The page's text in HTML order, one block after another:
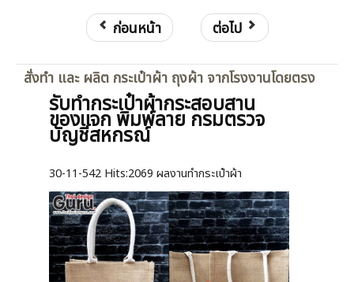
ก่อนหน้า ต่อไป
สั่งทำ และ ผลิต กระเป๋าผ้า ถุงผ้า จากโรงงานโดยตรง
รับทำกระเป๋าผ้ากระสอบสาน
ของแจก พิมพ์ลาย กรมตรวจ
บัญชีสหกรณ์
30-11-542 Hits:2069 ผลงานทำกระเป๋าผ้า